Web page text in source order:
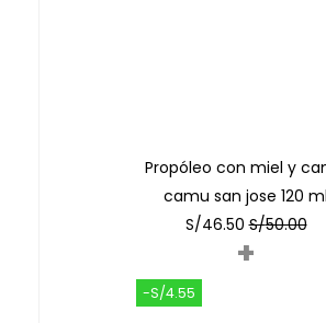
Propóleo con miel y
camu san jose 120 ml
S/46.50 S/50.00
+
-S/4.55